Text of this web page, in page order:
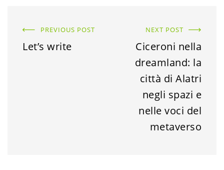
PREVIOUS POST
Let’s write
NEXT POST
Ciceroni nella
dreamland: la
città di Alatri
negli spazi e
nelle voci del
metaverso